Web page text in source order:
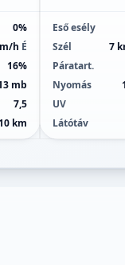
0%
h É
16%
mb
7,5
10 km
Eső esély
Szél
7
Páratart.
Nyomás
UV
Látótáv